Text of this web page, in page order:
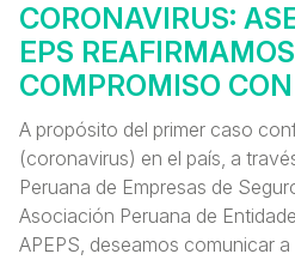
CORONAVIRUS:
EPS
COMPROMISO
A propósito del primer caso
(coronavirus) en el país, a
Peruana de Empresas de
Asociación Peruana de
APEPS, deseamos comunicar